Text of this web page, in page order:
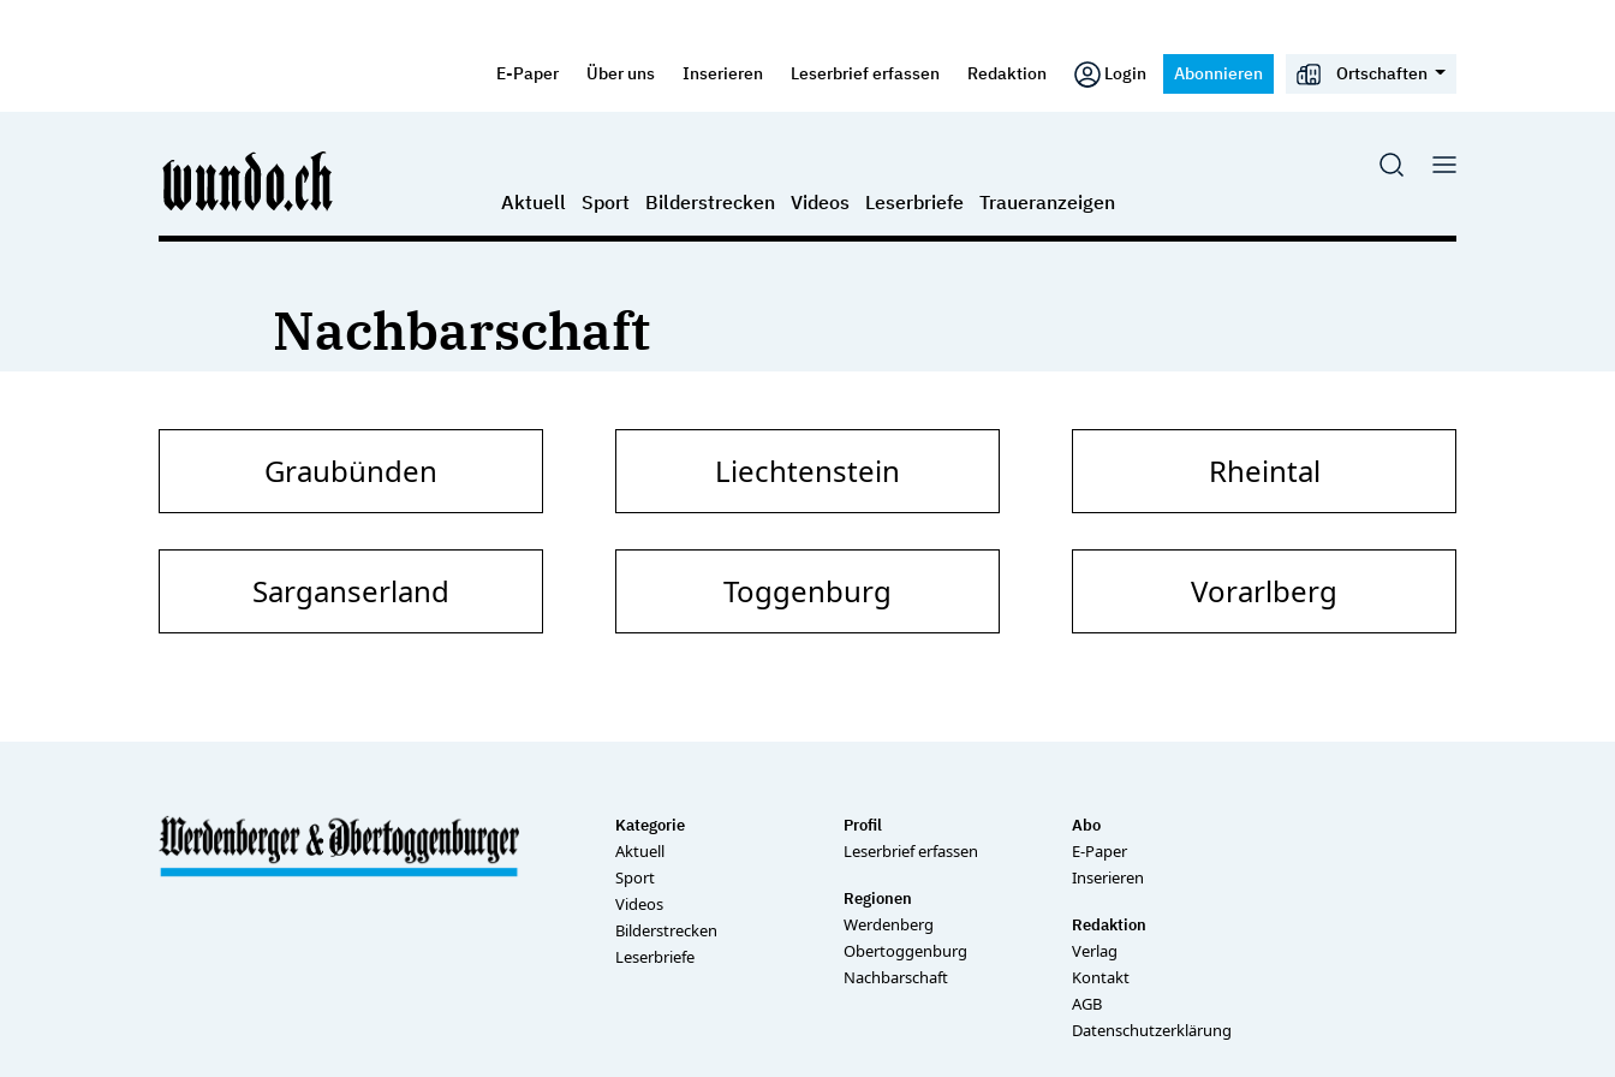
E-Paper Über uns Inserieren Leserbrief erfassen Redaktion Login Abonnieren Ortschaften
Aktuell Sport Bilderstrecken Videos Leserbriefe Traueranzeigen
Nachbarschaft
Graubünden Liechtenstein Rheintal
Sarganserland Toggenburg Vorarlberg
Kategorie
Aktuell
Sport
Videos
Bilderstrecken
Leserbriefe
Profil
Leserbrief erfassen
Regionen
Werdenberg
Obertoggenburg
Nachbarschaft
Abo
E-Paper
Inserieren
Redaktion
Verlag
Kontakt
AGB
Datenschutzerklärung